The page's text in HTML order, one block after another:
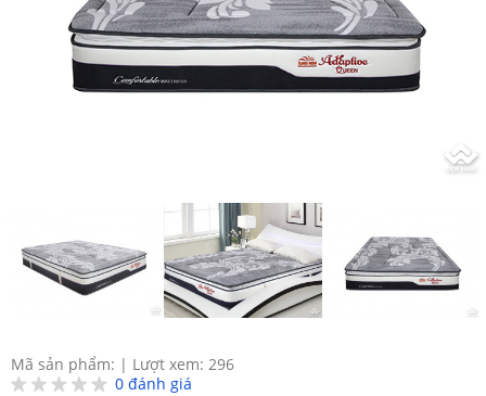
Mã sản phẩm: | Lượt xem: 296
0 đánh giá